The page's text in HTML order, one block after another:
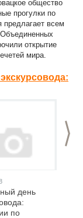
общество
прогулки по
всем
открытие
мира.
>
день
по